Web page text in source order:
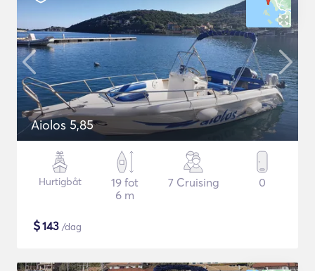
Aiolos 5,85
Hurtigbåt
19 fot
6 m
7 Cruising 0
$143 /dag